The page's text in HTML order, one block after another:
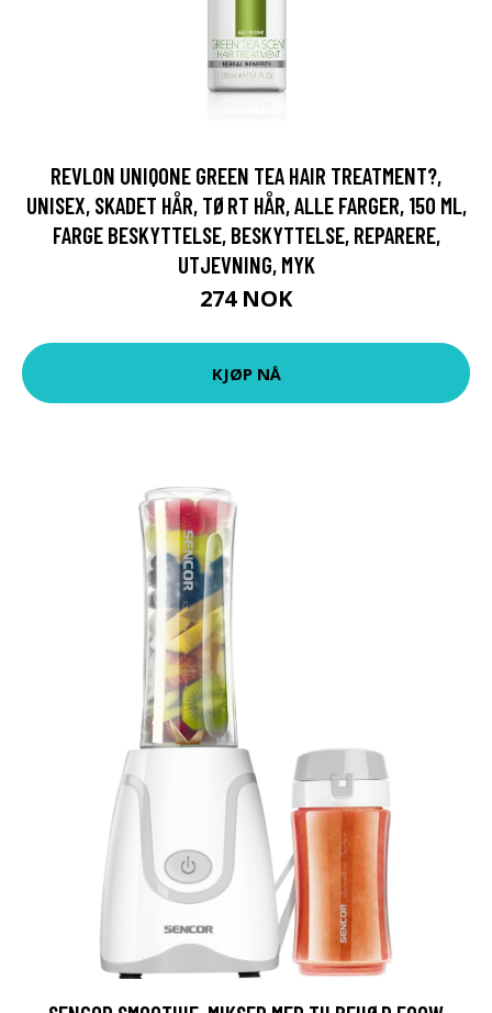
REVLON UNIQONE GREEN TEA HAIR TREATMENT?,
UNISEX, SKADET HÅR, TØRT HÅR, ALLE FARGER, 150 ML,
FARGE BESKYTTELSE, BESKYTTELSE, REPARERE,
UTJEVNING, MYK
274 NOK
KJØP NÅ